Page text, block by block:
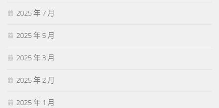
2025 年 7 月
2025 年 5 月
2025 年 3 月
2025 年 2 月
2025 年 1 月